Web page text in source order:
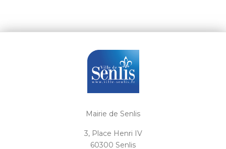
Mairie de Senlis
3, Place Henri IV
60300 Senlis